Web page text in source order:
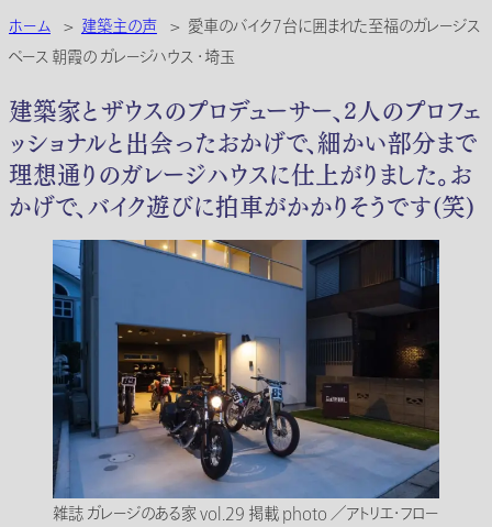
ホーム > 建築主の声 > 愛車のバイク7台に囲まれた至福のガレージス
ペース 朝霞の ガレージハウス ・埼玉
建築家とザウスのプロデューサー、2人のプロフェ
ッショナルと出会ったおかげで、細かい部分まで
理想通りのガレージハウスに仕上がりました。お
かげで、バイク遊びに拍車がかかりそうです(笑)
雑誌 ガレージのある家 vol.29 掲載 photo ／アトリエ・フロー